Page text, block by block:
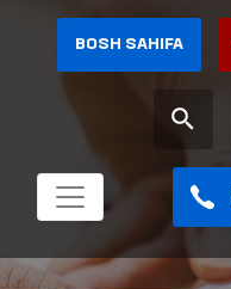
BOSH SAHIFA